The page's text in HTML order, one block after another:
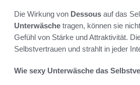
Die Wirkung von Dessous auf das
Unterwäsche tragen, können sie
Gefühl von Stärke und Attraktivität.
Selbstvertrauen und strahlt in jeder
Wie sexy Unterwäsche das